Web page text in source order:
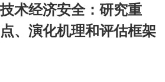
技术经济安全：研究重
点、演化机理和评估框架